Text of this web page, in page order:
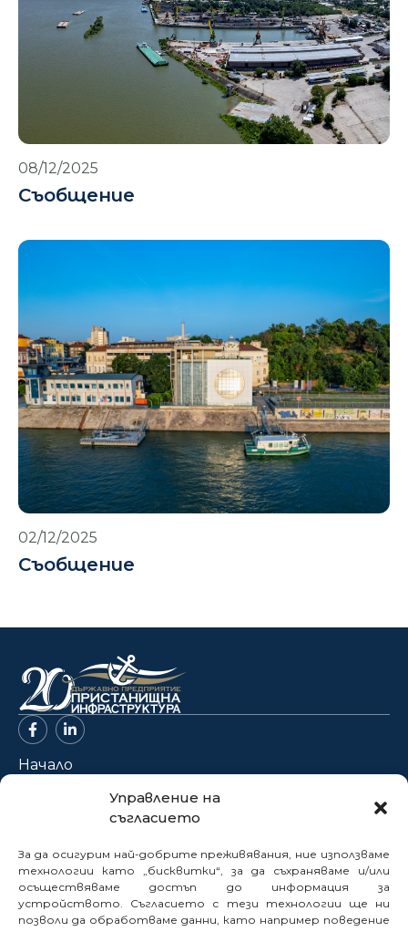
Управление на
съгласието
За да осигурим най-добрите преживявания, ние използваме
технологии като „бисквитки“, за да съхраняваме и/или
осъществяваме достъп до информация за
устройството. Съгласието с тези технологии ще ни
позволи да обработваме данни, като например поведение
08/12/2025
Съобщение
02/12/2025
Съобщение
Начало
Новини
Нормативна база
Електронни услуги
Профил на купувача